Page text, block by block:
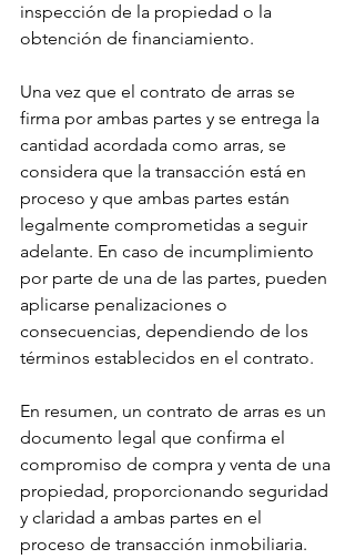
inspección de la propiedad o la
obtención de financiamiento.
Una vez que el contrato de arras se
firma por ambas partes y se entrega la
cantidad acordada como arras, se
considera que la transacción está en
proceso y que ambas partes están
legalmente comprometidas a seguir
adelante. En caso de incumplimiento
por parte de una de las partes, pueden
aplicarse penalizaciones o
consecuencias, dependiendo de los
términos establecidos en el contrato.
En resumen, un contrato de arras es un
documento legal que confirma el
compromiso de compra y venta de una
propiedad, proporcionando seguridad
y claridad a ambas partes en el
proceso de transacción inmobiliaria.